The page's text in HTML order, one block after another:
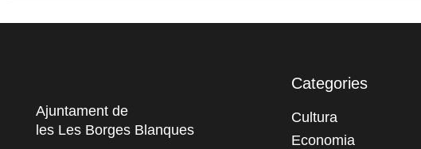
Ajuntament de
les Les Borges Blanques
Categories
Cultura
Economia